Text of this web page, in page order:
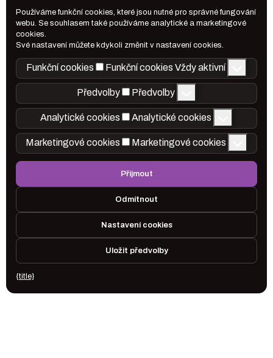
Používáme funkční cookies, které jsou nutné pro správné fungování
webu. Se souhlasem také používáme analytické a marketingové
cookies.
Své nastavení můžete kdykoli změnit v nastavení cookies.
Funkční cookies Funkční cookies Vždy aktivní
Předvolby Předvolby
Analytické cookies Analytické cookies
Marketingové cookies Marketingové cookies
Přijmout
Odmítnout
Nastavení cookies
Uložit předvolby
{title}